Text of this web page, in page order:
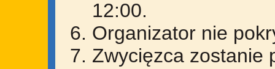
12:00.
Organizator nie
Zwycięzca zostanie